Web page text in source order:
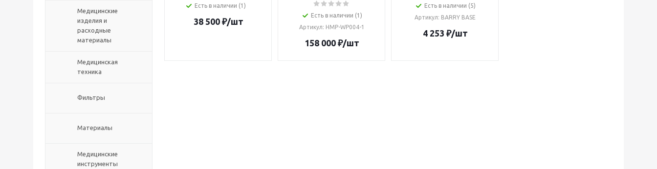
Медицинские
изделия и
расходные
материалы
Медицинская
техника
Фильтры
Материалы
Медицинские
инструменты
Есть в наличии (1)
38 500₽/шт
Есть в наличии (1)
Артикул: HMP-WP004-1
158 000₽/шт
Есть в наличии (5)
Артикул: BARRY BASE
4 253 ₽/шт